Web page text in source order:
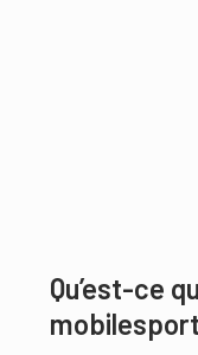
Qu’est-ce